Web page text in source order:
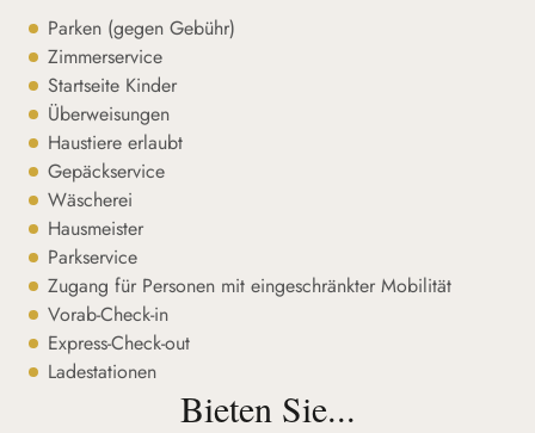
Parken (gegen Gebühr)
Zimmerservice
Startseite Kinder
Überweisungen
Haustiere erlaubt
Gepäckservice
Wäscherei
Hausmeister
Parkservice
Zugang für Personen mit eingeschränkter Mobilität
Vorab-Check-in
Express-Check-out
Ladestationen
Bieten Sie...